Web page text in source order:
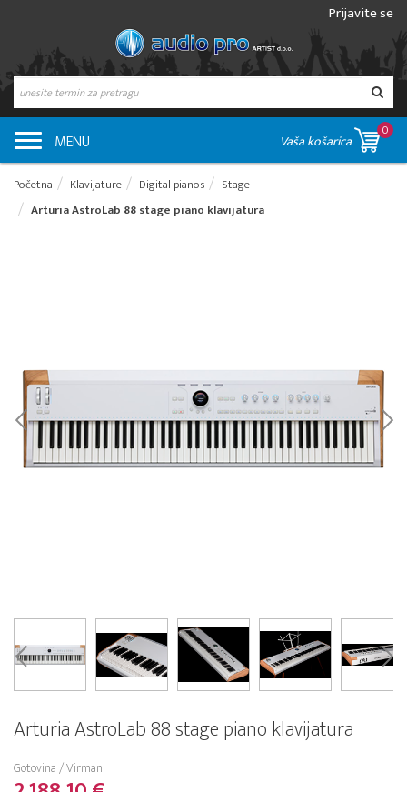
Prijavite se
MENU Vaša košarica
0
Početna Klavijature Digital pianos
Stage
Arturia AstroLab 88 stage piano klavijatura
Arturia AstroLab 88 stage piano klavijatura
Gotovina / Virman